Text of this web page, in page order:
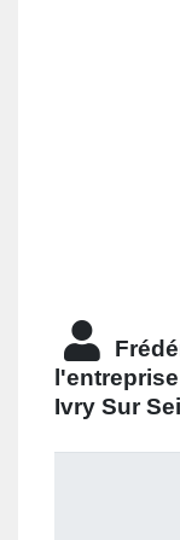
l'entreprise
Ivry Sur